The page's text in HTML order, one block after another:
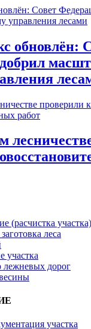
обновлён:
(расчистка участка)
леса
участка
лежневых дорог
участка